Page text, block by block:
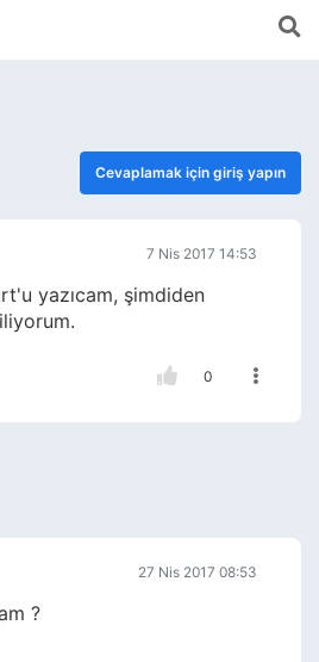
Cevaplamak için giriş yapın
7 Nis 2017 14:53
yazıcam, şimdiden
0
27 Nis 2017 08:53
?